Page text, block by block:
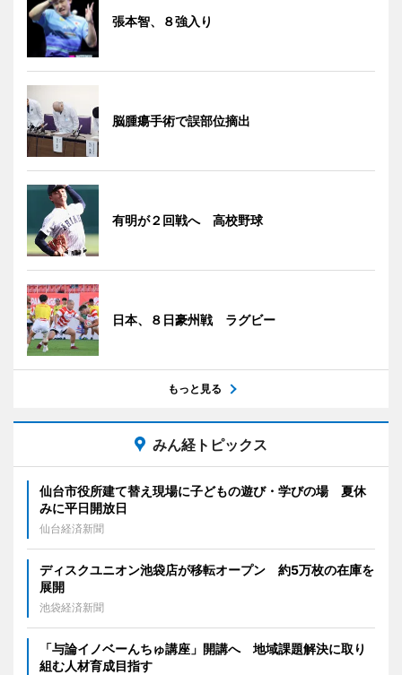
張本智、８強入り
脳腫瘍手術で誤部位摘出
有明が２回戦へ 高校野球
日本、８日豪州戦 ラグビー
もっと見る
みん経トピックス
仙台市役所建て替え現場に子どもの遊び・学びの場 夏休
みに平日開放日
仙台経済新聞
ディスクユニオン池袋店が移転オープン 約5万枚の在庫を
展開
池袋経済新聞
「与論イノベーんちゅ講座」開講へ 地域課題解決に取り
組む人材育成目指す